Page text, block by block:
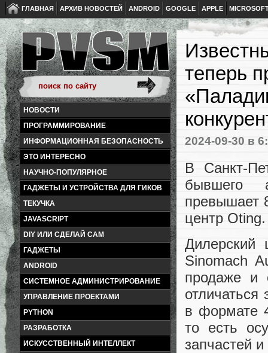
ГЛАВНАЯ АРХИВ НОВОСТЕЙ ANDROID GOOGLE APPLE
НОВОСТИ
ПРОГРАММИРОВАНИЕ
ИНФОРМАЦИОННАЯ БЕЗОПАСНОСТЬ
ЭТО ИНТЕРЕСНО
НАУЧНО-ПОПУЛЯРНОЕ
ГАДЖЕТЫ И УСТРОЙСТВА ДЛЯ ГИКОВ
ТЕКУЧКА
JAVASCRIPT
DIY ИЛИ СДЕЛАЙ САМ
ГАДЖЕТЫ
ANDROID
СИСТЕМНОЕ АДМИНИСТРИРОВАНИЕ
УПРАВЛЕНИЕ ПРОЕКТАМИ
PYTHON
РАЗРАБОТКА
ИСКУССТВЕННЫЙ ИНТЕЛЛЕКТ
теперь
2024-09-30 в
В Санкт-
бывшего
превышает
центр Oting.
Дилерский
Sinomach
продаже и
в формате
то есть
запчастей